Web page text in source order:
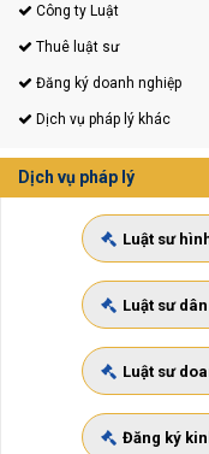
Công ty Luật
Thuê luật sư
Đăng ký doanh nghiệp
Dịch vụ pháp lý khác
Dịch vụ pháp lý
Luật sư
Luật sư
Luật sư
Đăng ký